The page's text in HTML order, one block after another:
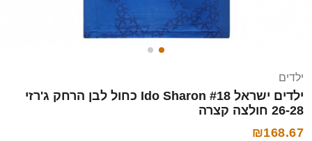
ילדים
ילדים ישראל Ido Sharon #18 כחול לבן הרחק ג'רזי
26-28 חולצה קצרה
₪168.67